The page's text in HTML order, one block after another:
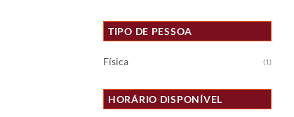
TIPO DE PESSOA
Física (1)
HORÁRIO DISPONÍVEL